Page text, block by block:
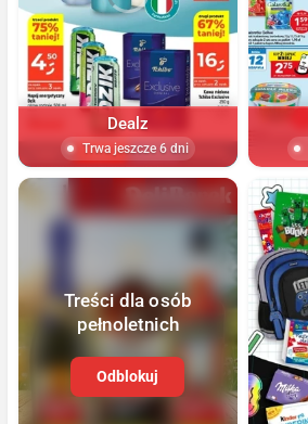
Dealz
Trwa jeszcze 6 dni
Treści dla osób
pełnoletnich
Odblokuj